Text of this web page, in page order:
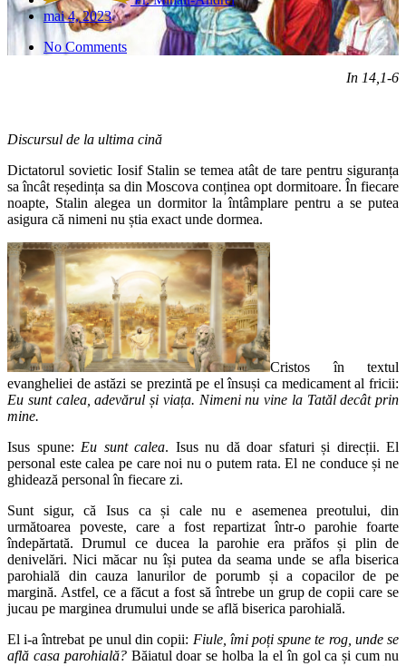
mai 4, 2023
No Comments
In 14,1-6
Discursul de la ultima cină
Dictatorul sovietic Iosif Stalin se temea atât de tare pentru siguranța
sa încât reședința sa din Moscova conținea opt dormitoare. În fiecare
noapte, Stalin alegea un dormitor la întâmplare pentru a se putea
asigura că nimeni nu știa exact unde dormea.
Cristos în textul
evangheliei de astăzi se prezintă pe el însuși ca medicament al fricii:
Eu sunt calea, adevărul și viața. Nimeni nu vine la Tatăl decât prin
mine.
Isus spune: Eu sunt calea. Isus nu dă doar sfaturi și direcții. El
personal este calea pe care noi nu o putem rata. El ne conduce și ne
ghidează personal în fiecare zi.
Sunt sigur, că Isus ca și cale nu e asemenea preotului, din
următoarea poveste, care a fost repartizat într-o parohie foarte
îndepărtată. Drumul ce ducea la parohie era prăfos și plin de
denivelări. Nici măcar nu își putea da seama unde se afla biserica
parohială din cauza lanurilor de porumb și a copacilor de pe
margină. Astfel, ce a făcut a fost să întrebe un grup de copii care se
jucau pe marginea drumului unde se află biserica parohială.
El i-a întrebat pe unul din copii: Fiule, îmi poți spune te rog, unde se
află casa parohială?Băiatul doar se holba la el în gol ca și cum nu